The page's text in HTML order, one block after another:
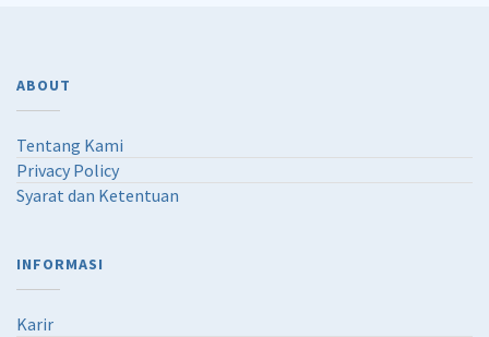
ABOUT
Tentang Kami
Privacy Policy
Syarat dan Ketentuan
INFORMASI
Karir